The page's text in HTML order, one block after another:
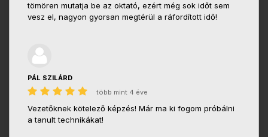
tömören mutatja be az oktató, ezért még sok időt sem
vesz el, nagyon gyorsan megtérül a ráfordított idő!
PÁL SZILÁRD
több mint 4 éve
Vezetőknek kötelező képzés! Már ma ki fogom próbálni
a tanult technikákat!